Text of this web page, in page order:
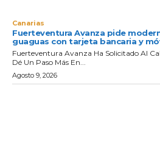
Canarias
Fuerteventura Avanza pide
guaguas con tarjeta bancaria y
Fuerteventura Avanza Ha Solicitado Al
Dé Un Paso Más En...
Agosto 9, 2026